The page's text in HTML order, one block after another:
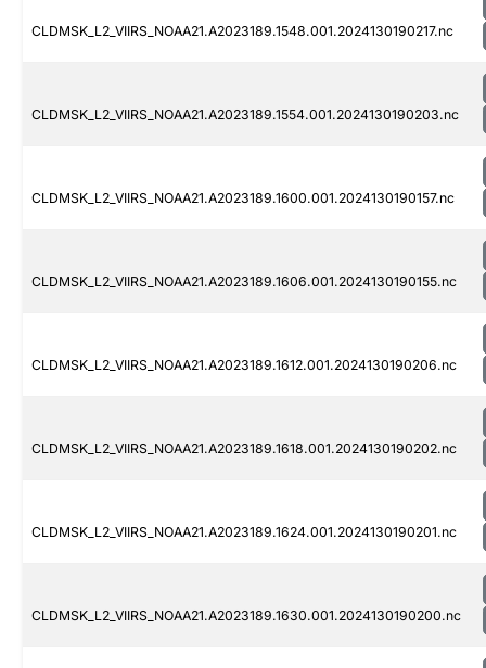
CLDMSK_L2_VIIRS_NOAA21.A2023189.1548.001.2024130190217.nc
CLDMSK_L2_VIIRS_NOAA21.A2023189.1554.001.2024130190203.nc
CLDMSK_L2_VIIRS_NOAA21.A2023189.1600.001.2024130190157.nc
CLDMSK_L2_VIIRS_NOAA21.A2023189.1606.001.2024130190155.nc
CLDMSK_L2_VIIRS_NOAA21.A2023189.1612.001.2024130190206.nc
CLDMSK_L2_VIIRS_NOAA21.A2023189.1618.001.2024130190202.nc
CLDMSK_L2_VIIRS_NOAA21.A2023189.1624.001.2024130190201.nc
CLDMSK_L2_VIIRS_NOAA21.A2023189.1630.001.2024130190200.nc